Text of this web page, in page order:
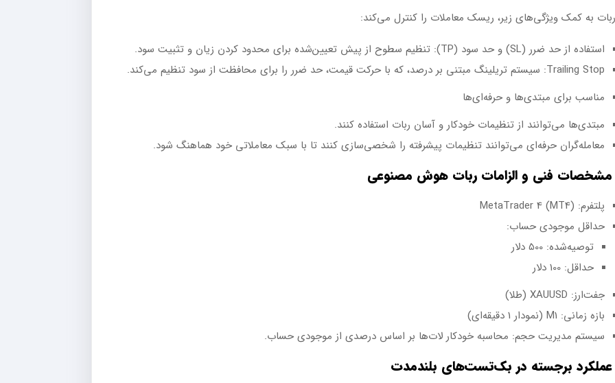
ربات به کمک ویژگی‌های زیر، ریسک معاملات را کنترل می‌کند:
استفاده از حد ضرر (SL) و حد سود (TP): تنظیم سطوح از پیش تعیین‌شده برای محدود کردن زیان و تثبیت سود.
Trailing Stop: سیستم تریلینگ مبتنی بر درصد، که با حرکت قیمت، حد ضرر را برای محافظت از سود تنظیم می‌کند.
مناسب برای مبتدی‌ها و حرفه‌ای‌ها
مبتدی‌ها می‌توانند از تنظیمات خودکار و آسان ربات استفاده کنند.
معامله‌گران حرفه‌ای می‌توانند تنظیمات پیشرفته را شخصی‌سازی کنند تا با سبک معاملاتی خود هماهنگ شود.
مشخصات فنی و الزامات ربات هوش مصنوعی
پلتفرم: MetaTrader 4 (MT4)
حداقل موجودی حساب:
توصیه‌شده: 500 دلار
حداقل: 100 دلار
جفت‌ارز: XAUUSD (طلا)
بازه زمانی: M1 (نمودار 1 دقیقه‌ای)
سیستم مدیریت حجم: محاسبه خودکار لات‌ها بر اساس درصدی از موجودی حساب.
عملکرد برجسته در بک‌تست‌های بلندمدت